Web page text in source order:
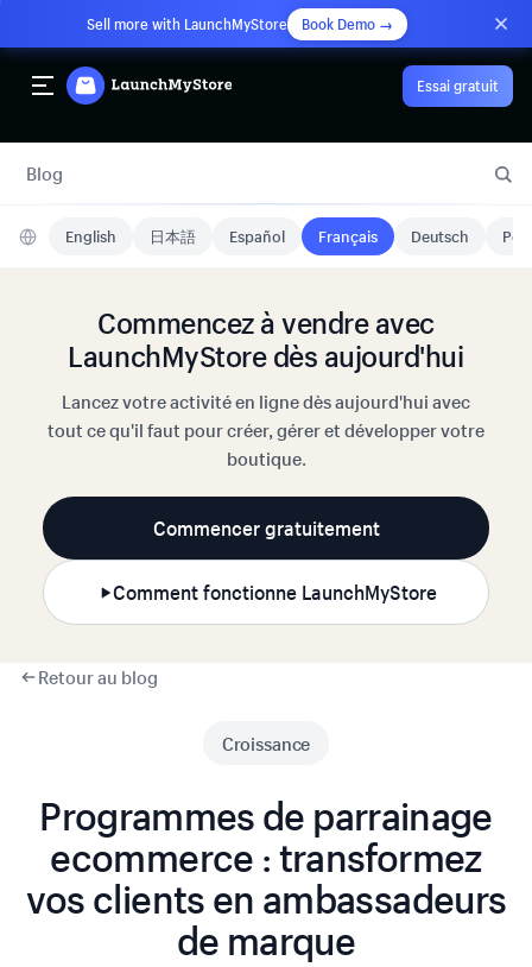
Sell more with LaunchMyStore Book Demo →
Essai gratuit
Blog
English 日本語 Español Français Deutsch
Commencez à vendre avec
LaunchMyStore dès aujourd'hui
Lancez votre activité en ligne dès aujourd'hui avec
tout ce qu'il faut pour créer, gérer et développer votre
boutique.
Commencer gratuitement
Comment fonctionne LaunchMyStore
Retour au blog
Croissance
Programmes de parrainage
ecommerce : transformez
vos clients en ambassadeurs
de marque